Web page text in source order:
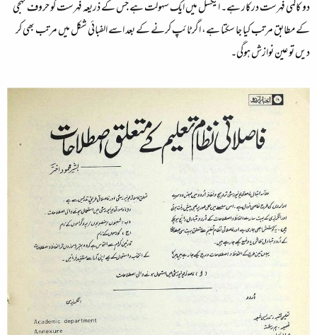
دو کالمی فہرست درکار ہے۔ ایکسل میں ایک سہولت ہے جس کے ذریعہ فہرست کو حروف تہجی
کے مطابق مرتب کیا جا سکتا ہے، اگر ٹائپ کرنے کے بعد اسے الفبائی شکل میں مرتب بھی کر
دیں تو عین نوازش ہوگی۔